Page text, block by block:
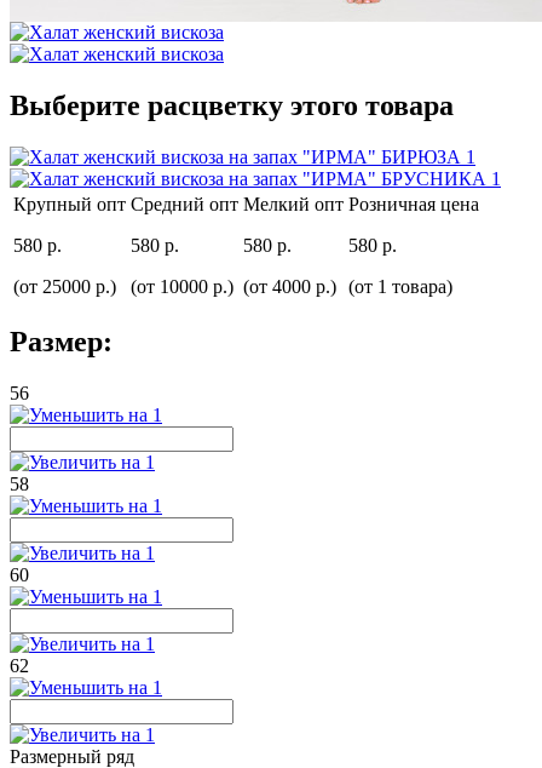
Выберите расцветку этого товара
Крупный опт
580 р.
(от 25000 р.)
Средний опт
580 р.
(от 10000 р.)
Мелкий опт
580 р.
(от 4000 р.)
Розничная цена
580 р.
(от 1 товара)
Размер:
56
58
60
62
Размерный ряд